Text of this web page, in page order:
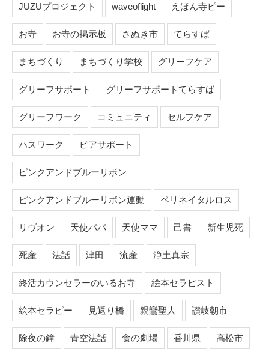
JUZUプロジェクト waveoflight えほん寺ピー
お寺 お寺の掲示板 さぬき市 てらすば
まちづくり まちづくり学校 グリーフケア
グリーフサポート グリーフサポートてらすば
グリーフワーク コミュニティ セルフケア
ハスワーク ピアサポート
ピンクアンドブルーリボン
ピンクアンドブルーリボン運動 ペリネイタルロス
リヴオン 天使パパ 天使ママ 己書 新生児死
死産 法話 津田 流産 浄土真宗
終活カウンセラーのいるお寺 絵本セラピスト
絵本セラピー 見返り橋 親鸞聖人 讃岐朝市
除夜の鐘 青空法話 食の劇場 香川県 高松市